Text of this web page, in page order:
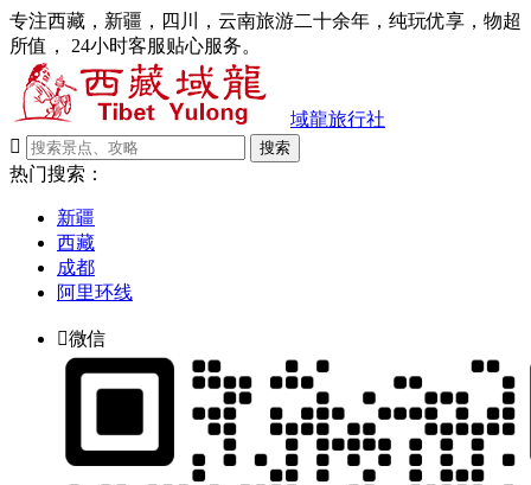
专注西藏，新疆，四川，云南旅游二十余年，纯玩优享，物超
所值， 24小时客服贴心服务。
域龍旅行社

搜索
热门搜索：
新疆
西藏
成都
阿里环线
微信